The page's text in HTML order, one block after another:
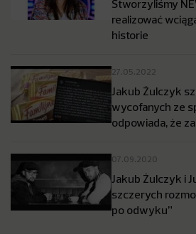
Stworzyliśmy
realizować
historie
27.05.2022
Jakub Żulczyk
wycofanych ze
odpowiada, że
07.09.2020
Jakub Żulczyk i
szczerych
po odwyku”